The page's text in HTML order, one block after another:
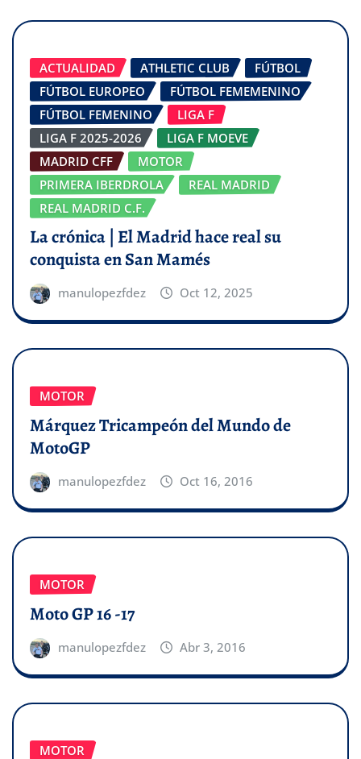
ACTUALIDAD ATHLETIC CLUB
FÚTBOL
FÚTBOL EUROPEO
FÚTBOL FEMEMENINO
FÚTBOL FEMENINO
LIGA F
LIGA F 2025-2026
LIGA F MOEVE
MADRID CFF
MOTOR
PRIMERA IBERDROLA
REAL MADRID
REAL MADRID C.F.
La crónica | El Madrid hace real su
conquista en San Mamés
manulopezfdez Oct 12, 2025
MOTOR
Márquez Tricampeón del Mundo de
MotoGP
manulopezfdez Oct 16, 2016
MOTOR
Moto GP 16 -17
manulopezfdez Abr 3, 2016
MOTOR